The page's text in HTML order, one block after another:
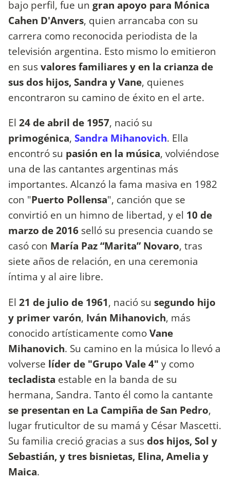
bajo perfil, fue un gran apoyo para Mónica
Cahen D'Anvers, quien arrancaba con su
carrera como reconocida periodista de la
televisión argentina. Esto mismo lo emitieron
en susvalores familiares y en la crianza de
sus dos hijos, Sandra y Vane, quienes
encontraron su camino de éxito en el arte.
El 24 de abril de 1957, nació su
primogénica, Sandra Mihanovich. Ella
encontró su pasión en la música, volviéndose
una de las cantantes argentinas más
importantes. Alcanzó la fama masiva en 1982
con "Puerto Pollensa", canción que se
convirtió en un himno de libertad, y el 10 de
marzo de 2016 selló su presencia cuando se
casó con María Paz “Marita” Novaro, tras
siete años de relación, en una ceremonia
íntima y al aire libre.
El 21 de julio de 1961, nació su segundo hijo
y primer varón, Iván Mihanovich, más
conocido artísticamente comoVane
Mihanovich. Su camino en la música lo llevó a
volverse líder de "Grupo Vale 4" y como
tecladista estable en la banda de su
hermana, Sandra. Tanto él como la cantante
se presentan en La Campiña de San Pedro,
lugar fruticultor de su mamá y César Mascetti.
Su familia creció gracias a susdos hijos, Sol y
Sebastián, y tres bisnietas, Elina, Amelia y
Maica.